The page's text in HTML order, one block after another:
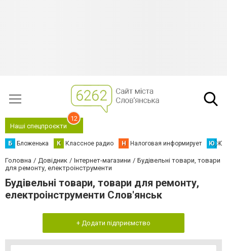
Наші спецпроєкти
12
Б Бложенька К Классное радио Н Налоговая информирует Ю
Головна Довідник Інтернет-магазини
Будівельні товари, товари
для ремонту, електроінструменти
Будівельні товари, товари для ремонту,
електроінструменти Слов'янськ
+ Додати підприємство